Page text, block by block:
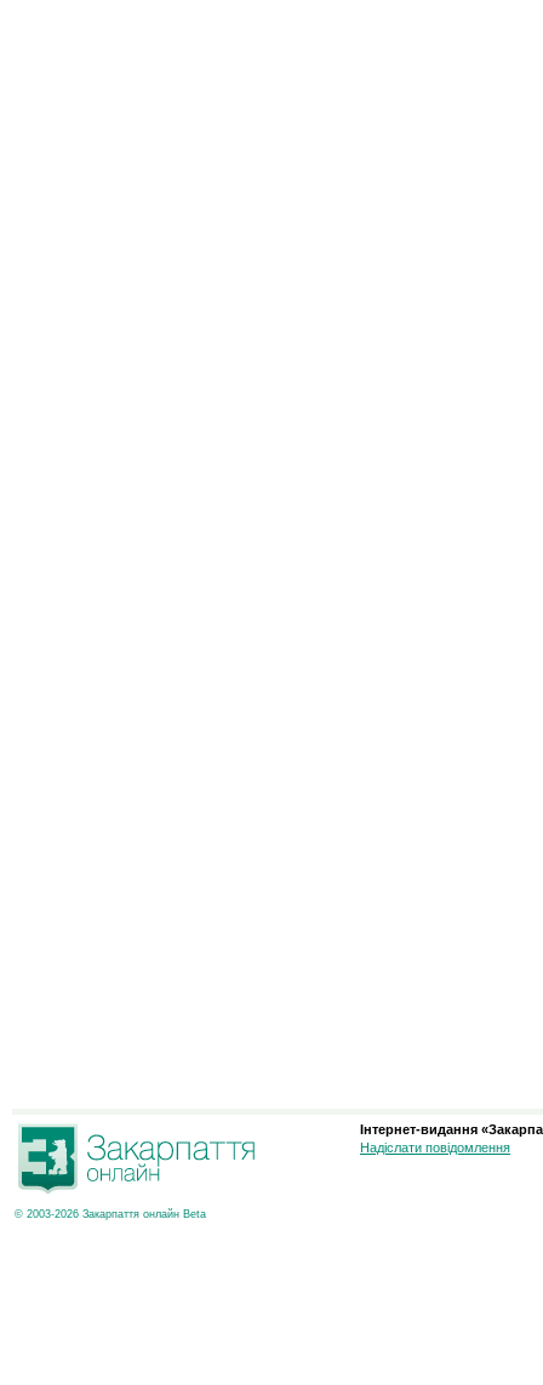
© 2003-2026 Закарпаття онлайн Beta
Інтернет-видання
Надіслати повідомлення